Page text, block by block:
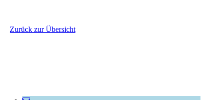
Zurück zur Übersicht